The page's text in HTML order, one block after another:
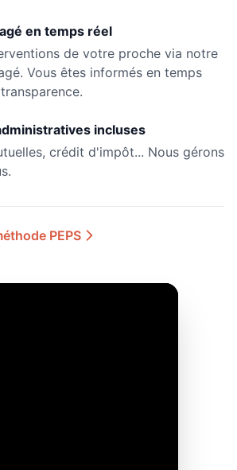
en temps réel
de votre proche via notre
Vous êtes informés en temps
incluses
crédit d'impôt... Nous gérons
PEPS